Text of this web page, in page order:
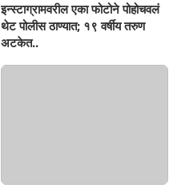
इन्स्टाग्रामवरील एका फोटोने पोहोचवलं
थेट पोलीस ठाण्यात; १९ वर्षीय तरुण
अटकेत..